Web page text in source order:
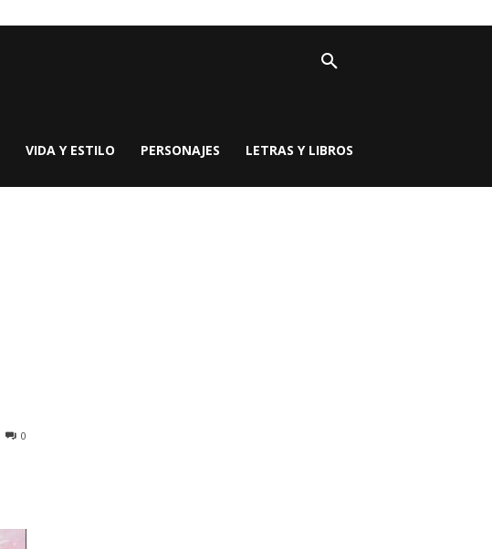
VIDA Y ESTILO PERSONAJES LETRAS Y LIBROS
0